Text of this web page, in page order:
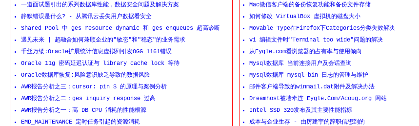
一道面试题引出的系列数据库性能，数据安全问题及解决方案
静默错误是什么? - 从腾讯云丢失用户数据看安全
Shared Pool 中 ges resource dynamic 和 ges enqueues 超高诊断
遇见未来 | 超融合如何兼顾企业的"敏态"和"稳态"的业务需求
千丝万缕:Oracle扩展统计信息虚拟列引发OGG 1161错误
Oracle 11g 密码延迟认证与 library cache lock 等待
Oracle数据库恢复:风险意识缺乏导致的数据风险
AWR报告分析之三：cursor: pin S 的原理与案例分析
AWR报告分析之二：ges inquiry response 过高
AWR报告分析之一：高 DB CPU 消耗的性能根源
EMD_MAINTENANCE 定时任务引起的资源消耗
Mac微信客户端的备份恢复功能和备份文件存储
如何修改 VirtualBox 虚拟机的磁盘大小
Movable Type在Firefox下Categories分类失效解决
vi 编辑文件时"Terminal too wide"问题的解决
从Eygle.com看浏览器的占有率与使用倾向
Mysql数据库 当前连接用户及会话查询
Mysql数据库 mysql-bin 日志的管理与维护
邮件客户端导致的winmail.dat附件及解决办法
Dreamhost被墙牵连 Eygle.Com/Acoug.org 网站
Intel SSD 320发布及其主要性能指标
成本与企业生存 - 由厉建宇的辞职信想到的